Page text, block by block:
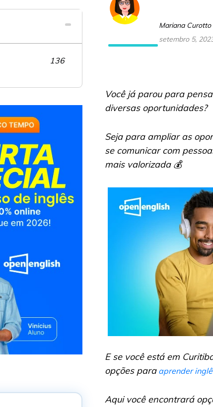
136
Mariana Curotto
setembro 5,
Você já parou para
diversas oportunidades?
Seja para ampliar as
se comunicar com
mais valorizada 💰
E se você está em
opções para aprender
Aqui você encontrará